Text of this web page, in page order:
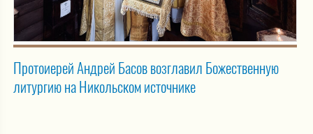
Протоиерей Андрей Басов возглавил Божественную
литургию на Никольском источнике